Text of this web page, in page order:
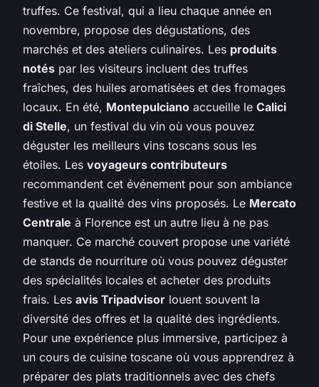
truffes. Ce festival, qui a lieu chaque année en
novembre, propose des dégustations, des
marchés et des ateliers culinaires. Les produits
notés par les visiteurs incluent des truffes
fraîches, des huiles aromatisées et des fromages
locaux. En été, Montepulciano accueille le Calici
di Stelle, un festival du vin où vous pouvez
déguster les meilleurs vins toscans sous les
étoiles. Les voyageurs contributeurs
recommandent cet événement pour son ambiance
festive et la qualité des vins proposés. Le Mercato
Centrale à Florence est un autre lieu à ne pas
manquer. Ce marché couvert propose une variété
de stands de nourriture où vous pouvez déguster
des spécialités locales et acheter des produits
frais. Les avis Tripadvisor louent souvent la
diversité des offres et la qualité des ingrédients.
Pour une expérience plus immersive, participez à
un cours de cuisine toscane où vous apprendrez à
préparer des plats traditionnels avec des chefs